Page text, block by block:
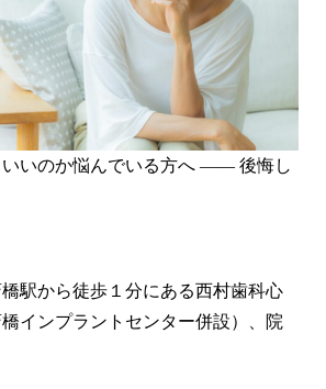
療
法 / 笑気麻酔
診
（技工所）
いいのか悩んでいる方へ ―― 後悔し
駅から徒歩１分にある西村歯科心
インプラントセンター併設）、院